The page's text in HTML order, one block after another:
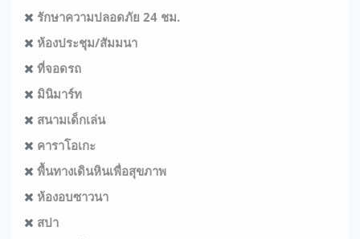
รักษาความปลอดภัย 24 ชม.
ห้องประชุม/สัมมนา
ที่จอดรถ
มินิมาร์ท
สนามเด็กเล่น
คาราโอเกะ
พื้นทางเดินหินเพื่อสุขภาพ
ห้องอบซาวนา
สปา